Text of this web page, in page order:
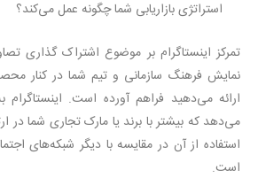
استراتژی بازاریابی شما چگونه عمل می‌کند؟
تمرکز اینستاگرام بر موضوع اشتراک گذاری
نمایش فرهنگ سازمانی و تیم شما در کنار
ارائه می‌دهید فراهم آورده است. اینستاگرام
می‌دهد که بیشتر با برند یا مارک تجاری شما در
استفاده از آن در مقایسه با دیگر شبکه‌های
است.